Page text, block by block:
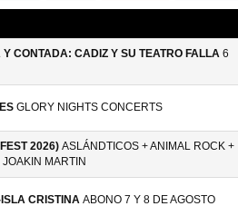
Y CONTADA: CADIZ Y SU TEATRO FALLA 6
GLORY NIGHTS CONCERTS
2026) ASLÁNDTICOS + ANIMAL ROCK +
MARTIN
CRISTINA ABONO 7 Y 8 DE AGOSTO